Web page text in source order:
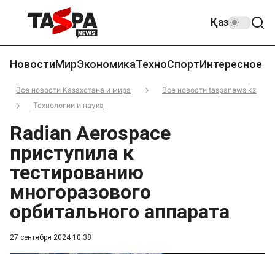
Қаз
НовостиМирЭкономикаТехноСпортИнтересное
Все новости Казахстана и мира
Все новости taspanews.kz
Технологии и наука
27 сентября 2024 10:38
Radian Aerospace
приступила к
тестированию
многоразового
орбитального аппарата